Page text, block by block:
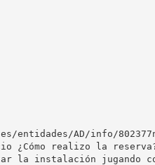
entidades/AD/info/
¿Cómo realizo la
la instalación jugando